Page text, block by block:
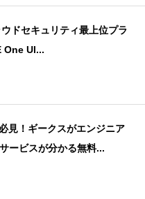
ドセキュリティ最上位プラ
One Ul...
見！ギークスがエンジニア
ービスが分かる無料...